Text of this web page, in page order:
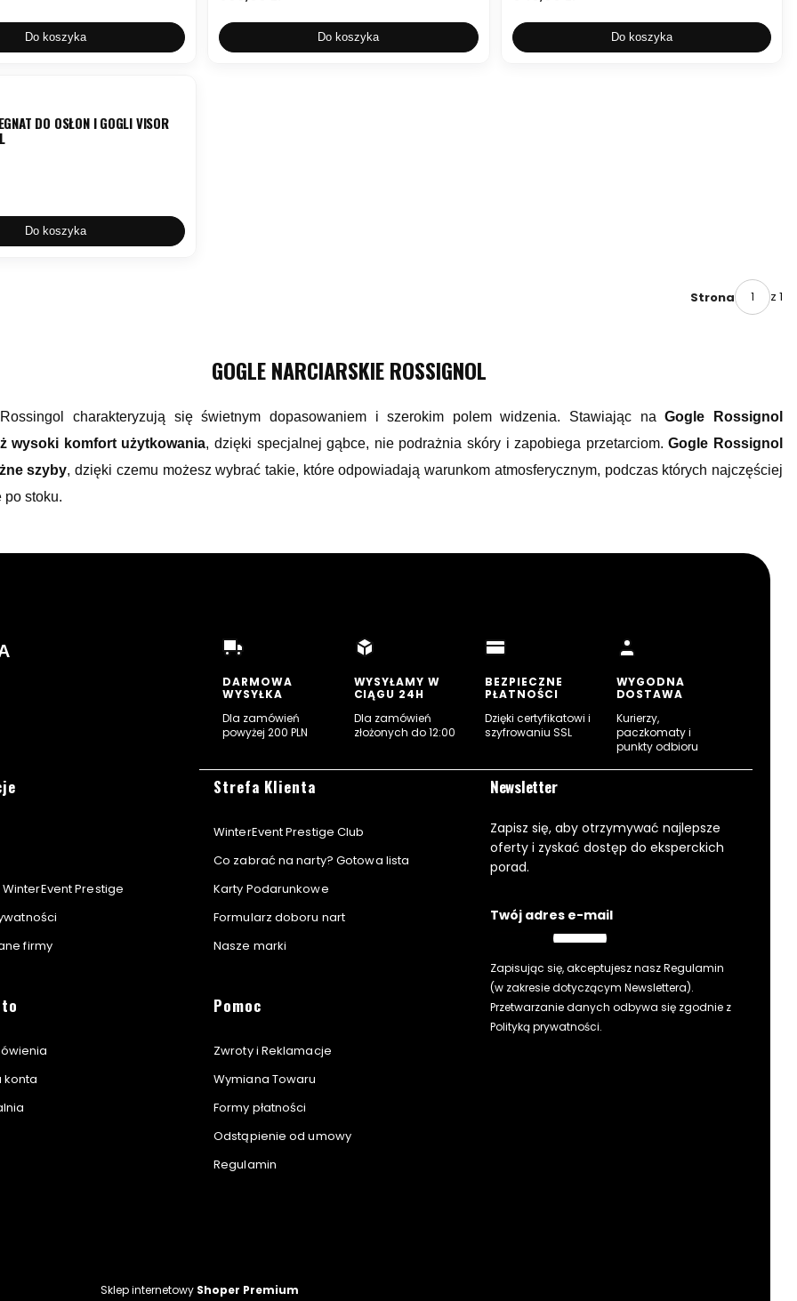
Do koszyka Do koszyka Do koszyka
DO OSŁON I GOGLI VISOR
Do koszyka
Strona z 1
GOGLE NARCIARSKIE ROSSIGNOL
charakteryzują się świetnym dopasowaniem i szerokim polem widzenia. Stawiając naGogle Rossignol
wysoki komfort użytkowania, dzięki specjalnej gąbce, nie podrażnia skóry i zapobiega przetarciom.Gogle Rossignol
szyby, dzięki czemu możesz wybrać takie, które odpowiadają warunkom atmosferycznym, podczas których najczęściej
po stoku.
DARMOWA
WYSYŁKA
Dla zamówień
powyżej 200 PLN
WYSYŁAMY W
CIĄGU 24H
Dla zamówień
złożonych do 12:00
BEZPIECZNE
PŁATNOŚCI
Dzięki certyfikatowi i
szyfrowaniu SSL
WYGODNA
DOSTAWA
Kurierzy,
paczkomaty i
punkty odbioru
Prestige
firmy
Strefa Klienta
WinterEvent Prestige Club
Co zabrać na narty? Gotowa lista
Karty Podarunkowe
Formularz doboru nart
Nasze marki
konta
Pomoc
Zwroty i Reklamacje
Wymiana Towaru
Formy płatności
Odstąpienie od umowy
Regulamin
Newsletter
Zapisz się, aby otrzymywać najlepsze
oferty i zyskać dostęp do eksperckich
porad.
Twój adres e-mail
Zapisując się, akceptujesz naszRegulamin
(w zakresie dotyczącym Newslettera).
Przetwarzanie danych odbywa się zgodnie z
Polityką prywatności.
Sklep internetowy Shoper Premium